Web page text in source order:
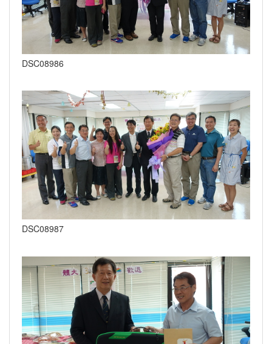
DSC08986
DSC08987